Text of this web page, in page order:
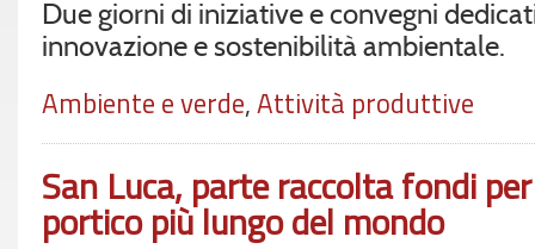
Due giorni di iniziative e convegni
innovazione e sostenibilità ambientale.
Ambiente e verde,Attività produttive
San Luca, parte raccolta fondi
portico più lungo del mondo